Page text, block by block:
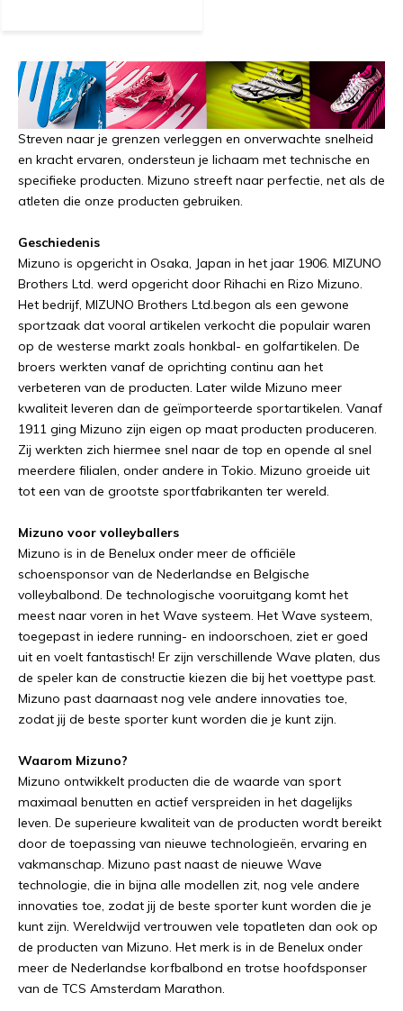
Streven naar je grenzen verleggen en onverwachte snelheid
en kracht ervaren, ondersteun je lichaam met technische en
specifieke producten. Mizuno streeft naar perfectie, net als de
atleten die onze producten gebruiken.
Geschiedenis
Mizuno is opgericht in Osaka, Japan in het jaar 1906. MIZUNO
Brothers Ltd. werd opgericht door Rihachi en Rizo Mizuno.
Het bedrijf, MIZUNO Brothers Ltd.begon als een gewone
sportzaak dat vooral artikelen verkocht die populair waren
op de westerse markt zoals honkbal- en golfartikelen. De
broers werkten vanaf de oprichting continu aan het
verbeteren van de producten. Later wilde Mizuno meer
kwaliteit leveren dan de geïmporteerde sportartikelen. Vanaf
1911 ging Mizuno zijn eigen op maat producten produceren.
Zij werkten zich hiermee snel naar de top en opende al snel
meerdere filialen, onder andere in Tokio. Mizuno groeide uit
tot een van de grootste sportfabrikanten ter wereld.
Mizuno voor volleyballers
Mizuno is in de Benelux onder meer de officiële
schoensponsor van de Nederlandse en Belgische
volleybalbond. De technologische vooruitgang komt het
meest naar voren in het Wave systeem. Het Wave systeem,
toegepast in iedere running- en indoorschoen, ziet er goed
uit en voelt fantastisch! Er zijn verschillende Wave platen, dus
de speler kan de constructie kiezen die bij het voettype past.
Mizuno past daarnaast nog vele andere innovaties toe,
zodat jij de beste sporter kunt worden die je kunt zijn.
Waarom Mizuno?
Mizuno ontwikkelt producten die de waarde van sport
maximaal benutten en actief verspreiden in het dagelijks
leven. De superieure kwaliteit van de producten wordt bereikt
door de toepassing van nieuwe technologieën, ervaring en
vakmanschap. Mizuno past naast de nieuwe Wave
technologie, die in bijna alle modellen zit, nog vele andere
innovaties toe, zodat jij de beste sporter kunt worden die je
kunt zijn. Wereldwijd vertrouwen vele topatleten dan ook op
de producten van Mizuno. Het merk is in de Benelux onder
meer de Nederlandse korfbalbond en trotse hoofdsponser
van de TCS Amsterdam Marathon.